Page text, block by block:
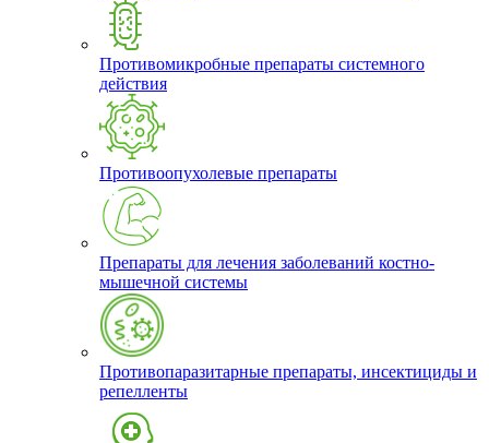
Противомикробные препараты системного
действия
Противоопухолевые препараты
Препараты для лечения заболеваний костно-
мышечной системы
Противопаразитарные препараты, инсектициды и
репелленты